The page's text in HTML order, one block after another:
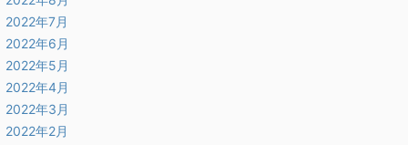
2022年7月
2022年6月
2022年5月
2022年4月
2022年3月
2022年2月